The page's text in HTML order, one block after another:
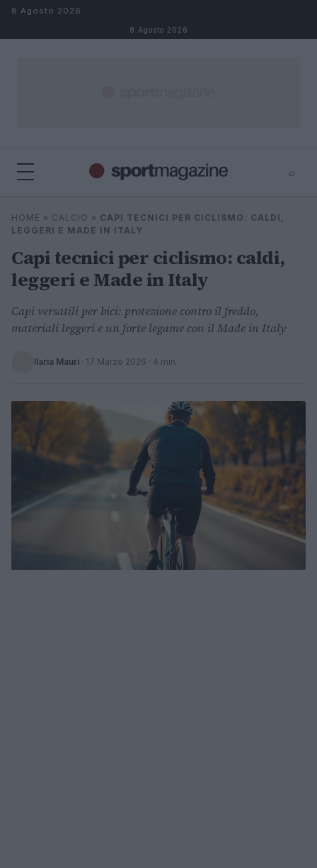
Salta al contenuto
8 Agosto 2026
8 Agosto 2026
⌕
Cerca
⌕
HOME » CALCIO » CAPI TECNICI PER CICLISMO: CALDI,
LEGGERI E MADE IN ITALY
Capi tecnici per ciclismo: caldi,
leggeri e Made in Italy
Capi versatili per bici: protezione contro il freddo,
materiali leggeri e un forte legame con il Made in Italy
Ilaria Mauri · 17 Marzo 2026 · 4 min